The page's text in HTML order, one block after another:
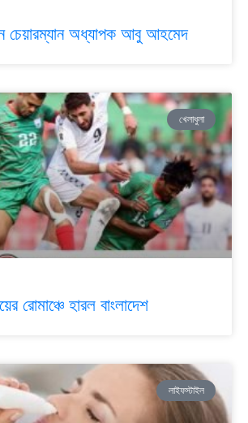
চেয়ারম্যান অধ্যাপক আবু আহমেদ
খেলাধুলা
রোমাঞ্চে হারল বাংলাদেশ
লাইফস্টাইল